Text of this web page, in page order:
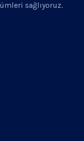
sağlıyoruz.